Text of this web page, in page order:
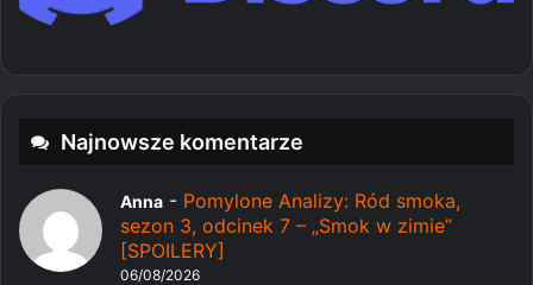
Najnowsze komentarze
Anna - Pomylone Analizy: Ród smoka,
sezon 3, odcinek 7 – „Smok w zimie”
[SPOILERY]
06/08/2026